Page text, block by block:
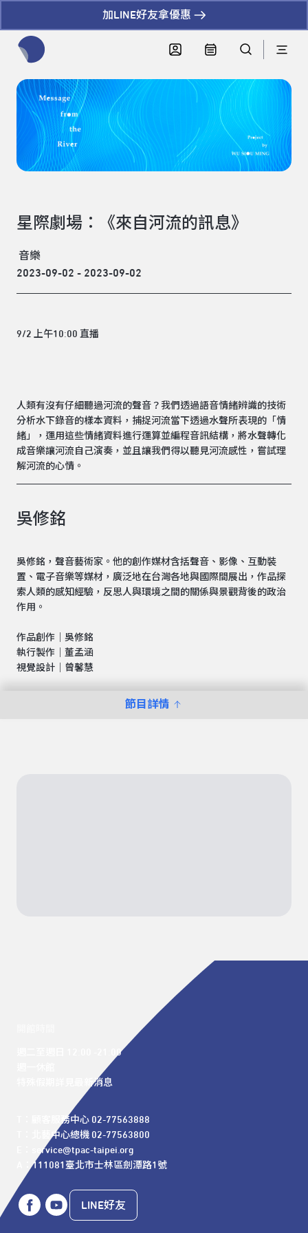
加LINE好友拿優惠
節目詳情
星際劇場：《來自河流的訊息》
音樂
2023-09-02 - 2023-09-02
9/2 上午10:00 直播
人類有沒有仔細聽過河流的聲音？我們透過語音情緒辨識的技術
分析水下錄音的樣本資料，捕捉河流當下透過水聲所表現的「情
緒」，運用這些情緒資料進行運算並編程音訊結構，將水聲轉化
成音樂讓河流自己演奏，並且讓我們得以聽見河流感性，嘗試理
解河流的心情。
吳修銘
吳修銘，聲音藝術家。他的創作媒材含括聲音、影像、互動裝
置、電子音樂等媒材，廣泛地在台灣各地與國際間展出，作品探
索人類的感知經驗，反思人與環境之間的關係與景觀背後的政治
作用。
作品創作｜吳修銘
執行製作｜董孟涵
視覺設計｜曾馨慧
週二至週日 12:00 -21:00
特殊假期詳見最新消息
T：顧客服務中心 02-77563888
T：北藝中心總機 02-77563800
E：service@tpac-taipei.org
A：111081臺北市士林區劍潭路1號
LINE好友